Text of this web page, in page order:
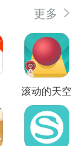
更多
滚动的天空